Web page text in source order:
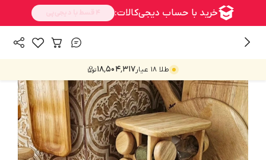
طلا ۱۸ عیار ۱۸٬۵۰۴٬۳۱۷